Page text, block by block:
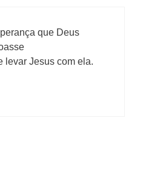
que Deus
levar Jesus com ela.